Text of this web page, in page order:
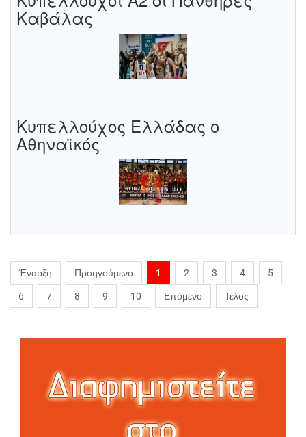
Καβάλας
Κυπελλούχος Ελλάδας ο
Αθηναϊκός
Έναρξη Προηγούμενο 1 2 3 4 5
6 7 8 9 10 Επόμενο Τέλος